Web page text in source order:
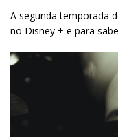
A segunda temporada
no Disney + e para